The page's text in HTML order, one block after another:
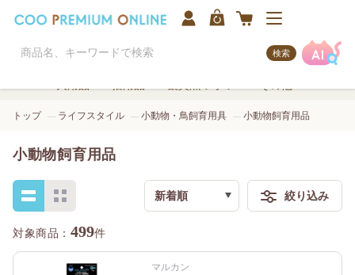
検索
トップ ライフスタイル 小動物・鳥飼育用具 小動物飼育用品
小動物飼育用品
絞り込み
検索
新着順
499件
マルカン